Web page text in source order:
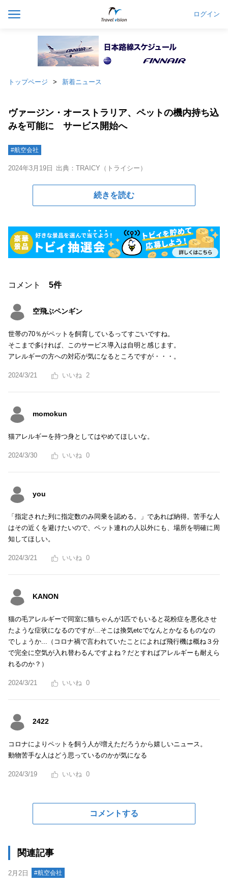
ログイン
トップページ 新着ニュース
ヴァージン・オーストラリア、ペットの機内持ち込
みを可能に サービス開始へ
#航空会社
2024年3月19日 出典：TRAICY（トライシー）
続きを読む
コメント 5件
空飛ぶペンギン
世帯の70％がペットを飼育しているってすごいですね。
そこまで多ければ、このサービス導入は自明と感じます。
アレルギーの方への対応が気になるところですが・・・。
2024/3/21 2
momokun
猫アレルギーを持つ身としてはやめてほしいな。
2024/3/30 0
you
「指定された列に指定数のみ同乗を認める。」であれば納得。苦手な人
はその近くを避けたいので、ペット連れの人以外にも、場所を明確に周
知してほしい。
2024/3/21 0
KANON
猫の毛アレルギーで同室に猫ちゃんが1匹でもいると花粉症を悪化させ
たような症状になるのですが...そこは換気etcでなんとかなるものなの
でしょうか...（コロナ禍で言われていたことによれば飛行機は概ね３分
で完全に空気が入れ替わるんですよね？だとすればアレルギーも耐えら
れるのか？）
2024/3/21 0
2422
コロナによりペットを飼う人が増えただろうから嬉しいニュース。
動物苦手な人はどう思っているのかが気になる
2024/3/19 0
コメントする
関連記事
2月2日 #航空会社